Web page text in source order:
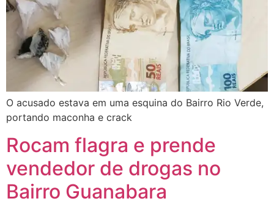
O acusado estava em uma esquina do Bairro Rio Verde,
portando maconha e crack
Rocam flagra e prende
vendedor de drogas no
Bairro Guanabara